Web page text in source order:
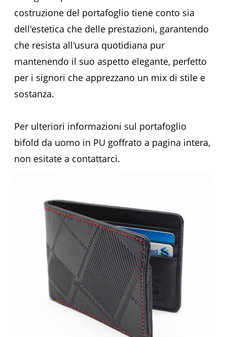
costruzione del portafoglio tiene conto sia
dell'estetica che delle prestazioni, garantendo
che resista all'usura quotidiana pur
mantenendo il suo aspetto elegante, perfetto
per i signori che apprezzano un mix di stile e
sostanza.
Per ulteriori informazioni sul portafoglio
bifold da uomo in PU goffrato a pagina intera,
non esitate a contattarci.